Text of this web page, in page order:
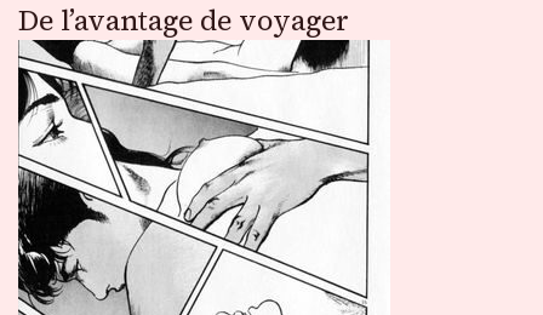
De l’avantage de voyager